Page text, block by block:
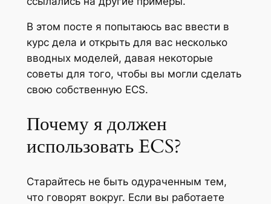
В этом посте я попытаюсь вас ввести в
курс дела и открыть для вас несколько
вводных моделей, давая некоторые
советы для того, чтобы вы могли сделать
свою собственную ECS.
Почему я должен
использовать ECS?
Старайтесь не быть одураченным тем,
что говорят вокруг. Если вы работаете